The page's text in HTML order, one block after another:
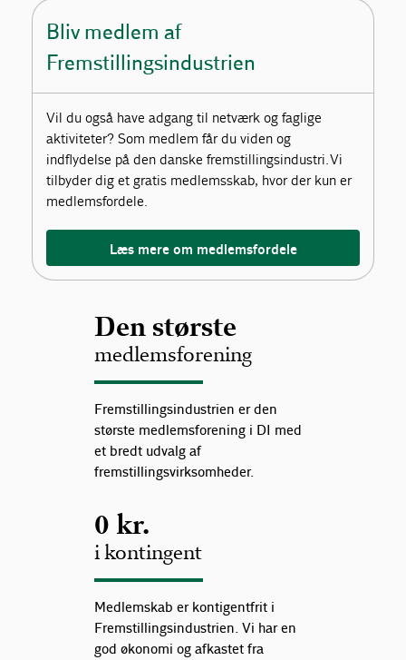
Bliv medlem af
Fremstillingsindustrien
Vil du også have adgang til netværk og faglige
aktiviteter? Som medlem får du viden og
indflydelse på den danske fremstillingsindustri. Vi
tilbyder dig et gratis medlemsskab, hvor der kun er
medlemsfordele.
Læs mere om medlemsfordele
Den største
medlemsforening
Fremstillingsindustrien er den
største medlemsforening i DI med
et bredt udvalg af
fremstillingsvirksomheder.
0 kr.
i kontingent
Medlemskab er kontigentfrit i
Fremstillingsindustrien. Vi har en
god økonomi og afkastet fra